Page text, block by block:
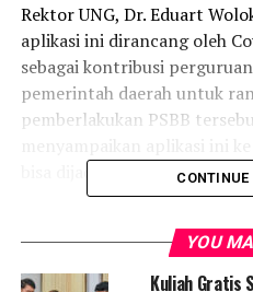
Rektor UNG, Dr. Eduart
aplikasi ini dirancang oleh
sebagai kontribusi
pemerintah daerah untuk
pemberlakukan PSBB
bisa dijadikan instrumen
Gubernur (Pergub)
Aplikasi ini bisa berguna
CONTINUE
YOU
Kuliah Gratis